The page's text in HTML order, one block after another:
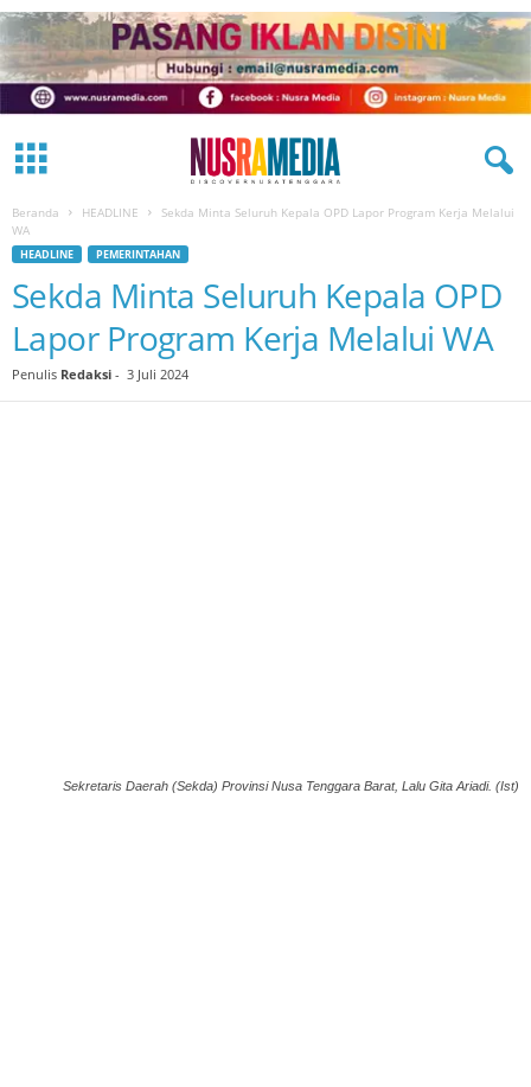
Beranda HEADLINE
Sekda Minta Seluruh Kepala OPD Lapor Program Kerja Melalui
WA
HEADLINE PEMERINTAHAN
Sekda Minta Seluruh Kepala OPD
Lapor Program Kerja Melalui WA
Penulis Redaksi - 3 Juli 2024
Sekretaris Daerah (Sekda) Provinsi Nusa Tenggara Barat, Lalu Gita Ariadi. (Ist)